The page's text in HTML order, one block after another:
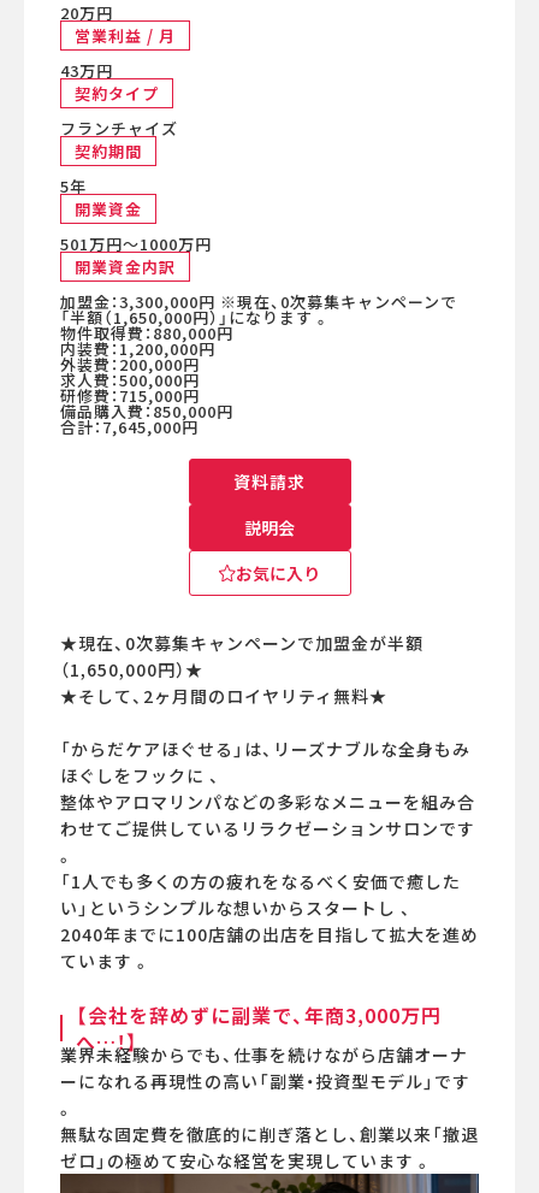
20万円
営業利益 / 月
43万円
契約タイプ
フランチャイズ
契約期間
5年
開業資金
501万円〜1000万円
開業資金内訳
加盟金：3,300,000円 ※現在、0次募集キャンペーンで
「半額（1,650,000円）」になります 。
物件取得費：880,000円
内装費：1,200,000円
外装費：200,000円
求人費：500,000円
研修費：715,000円
備品購入費：850,000円
合計：7,645,000円
資料請求
説明会
お気に入り
★現在、0次募集キャンペーンで加盟金が半額
（1,650,000円）★
★そして、2ヶ月間のロイヤリティ無料★
「からだケアほぐせる」は、リーズナブルな全身もみ
ほぐしをフックに 、
整体やアロマリンパなどの多彩なメニューを組み合
わせてご提供しているリラクゼーションサロンです
。
「1人でも多くの方の疲れをなるべく安価で癒した
い」というシンプルな想いからスタートし 、
2040年までに100店舗の出店を目指して拡大を進め
ています 。
【会社を辞めずに副業で、年商3,000万円
へ…！】
業界未経験からでも、仕事を続けながら店舗オーナ
ーになれる再現性の高い「副業・投資型モデル」です
。
無駄な固定費を徹底的に削ぎ落とし、創業以来「撤退
ゼロ」の極めて安心な経営を実現しています 。